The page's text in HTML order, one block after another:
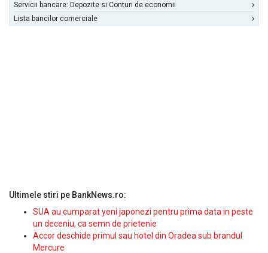
Servicii bancare: Depozite si Conturi de economii
Lista bancilor comerciale
Ultimele stiri pe BankNews.ro:
SUA au cumparat yeni japonezi pentru prima data in peste
un deceniu, ca semn de prietenie
Accor deschide primul sau hotel din Oradea sub brandul
Mercure